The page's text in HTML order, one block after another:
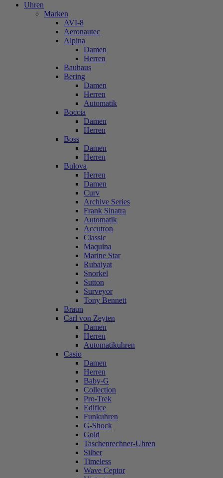
Uhren
Marken
AVI-8
Aeronautec
Alpina
Damen
Herren
Bauhaus
Bering
Damen
Herren
Automatik
Boccia
Damen
Herren
Boss
Damen
Herren
Bulova
Herren
Damen
Curv
Archive Series
Frank Sinatra
Automatik
Accutron
Classic
Maquina
Marine Star
Rubaiyat
Snorkel
Sutton
Surveyor
Tony Bennett
Braun
Carl von Zeyten
Damen
Herren
Automatikuhren
Casio
Damen
Herren
Baby-G
Collection
Pro-Trek
Edifice
Funkuhren
G-Shock
Gold
Taschenrechner-Uhren
Silber
Timeless
Wave Ceptor